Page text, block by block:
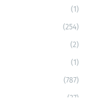
(1)
(254)
(2)
(1)
(787)
(37)